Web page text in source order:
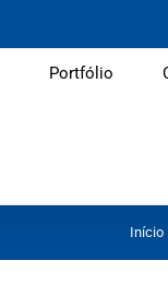
Portfólio
Início